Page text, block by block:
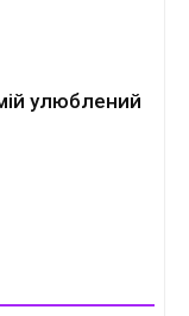
улюблений